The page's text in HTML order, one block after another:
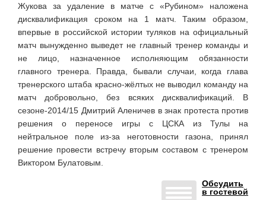
Жукова за удаление в матче с «Рубином» наложена
дисквалификация сроком на 1 матч. Таким образом,
впервые в российской истории туляков на официальный
матч вынужденно выведет не главный тренер команды и
не лицо, назначенное исполняющим обязанности
главного тренера. Правда, бывали случаи, когда глава
тренерского штаба красно-жёлтых не выводил команду на
матч добровольно, без всяких дисквалификаций. В
сезоне-2014/15 Дмитрий Аленичев в знак протеста против
решения о переносе игры с ЦСКА из Тулы на
нейтральное поле из-за неготовности газона, принял
решение провести встречу вторым составом с тренером
Виктором Булатовым.
Обсудить
в гостевой